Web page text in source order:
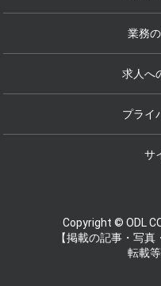
業務
求人へ
プライ
サ
Copyright © ODL
【掲載の記事・写
転載